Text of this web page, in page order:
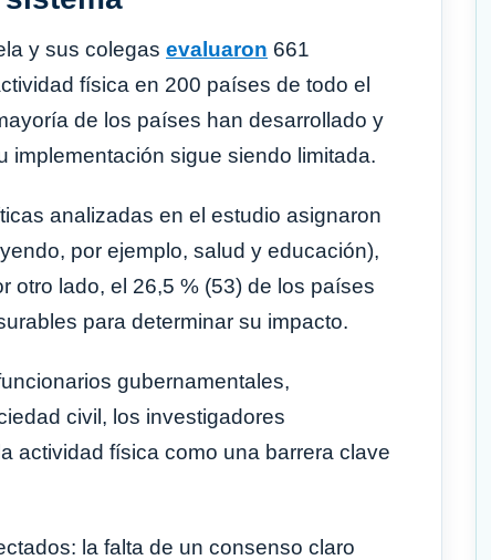
y sus colegas evaluaron 661
física en 200 países de todo el
de los países han desarrollado y
sigue siendo limitada.
analizadas en el estudio asignaron
por ejemplo, salud y educación),
otro lado, el 26,5 % (53) de los países
para determinar su impacto.
gubernamentales,
civil, los investigadores
actividad física como una barrera clave
la falta de un consenso claro